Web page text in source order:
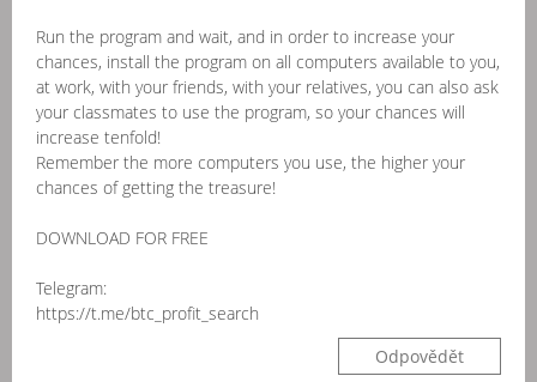
Run the program and wait, and in order to increase your
chances, install the program on all computers available to you,
at work, with your friends, with your relatives, you can also ask
your classmates to use the program, so your chances will
increase tenfold!
Remember the more computers you use, the higher your
chances of getting the treasure!
DOWNLOAD FOR FREE
Telegram:
https://t.me/btc_profit_search
Odpovědět